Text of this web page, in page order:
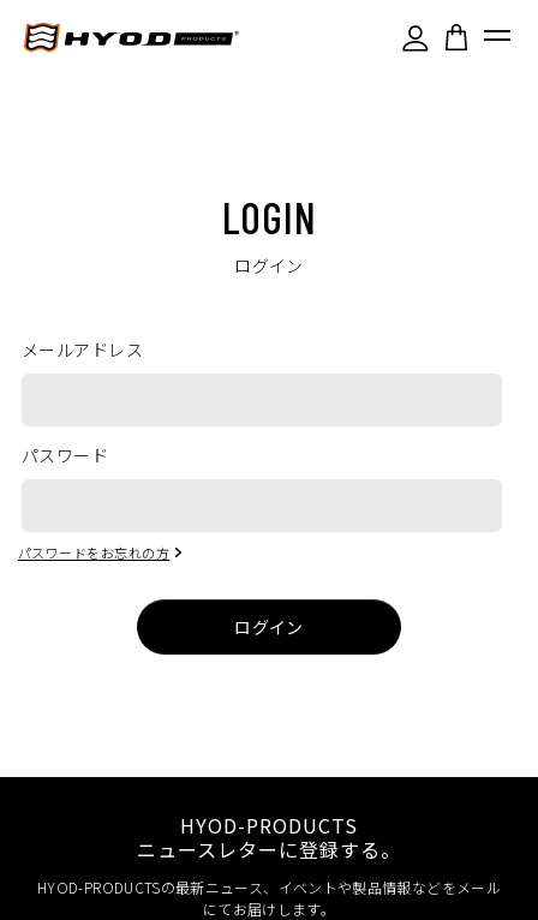
LOGIN
ログイン
メールアドレス
パスワード
パスワードをお忘れの方
ログイン
HYOD-PRODUCTS
ニュースレターに登録する。
HYOD-PRODUCTSの最新ニュース、イベントや製品情報などをメール
にてお届けします。